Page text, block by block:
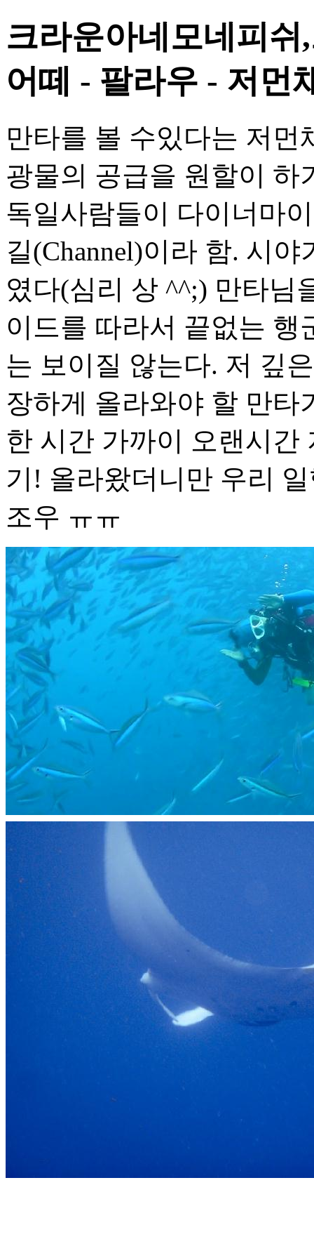
크라운아네모네피
어떼 - 팔라우 - 저먼
만타를 볼 수있다는 저먼
광물의 공급을 원할이 하
독일사람들이 다이너마
길(Channel)이라 함. 시
였다(심리 상 ^^;) 만타님
이드를 따라서 끝없는 행
는 보이질 않는다. 저 깊
장하게 올라와야 할 만타
한 시간 가까이 오랜시간
기! 올라왔더니만 우리
조우 ㅠㅠ